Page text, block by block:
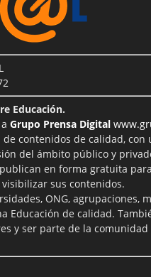
Educación.
Grupo Prensa Digital
contenidos de calidad, con
del ámbito público y
en forma gratuita
sus contenidos.
ONG, agrupaciones,
Educación de calidad.
y ser parte de la comunidad